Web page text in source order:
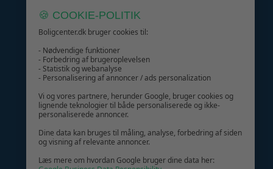
GIV GLÆDE MED ET GAVEKORT!
🍪 COOKIE-POLITIK
Boligcenter.dk bruger cookies til:
- Nødvendige funktioner
- Forbedring af brugeroplevelsen
- Statistik og webanalyse
- Personalisering af annoncer / ads personalization
Vi og vores partnere, herunder Google, bruger cookies og
lignende teknologier til både personaliserede og ikke-
personaliserede annoncer.
Dine data kan bruges til måling, analyse, forbedring af siden
og visning af relevante annoncer.
Læs mere om hvordan Google bruger dine data her: